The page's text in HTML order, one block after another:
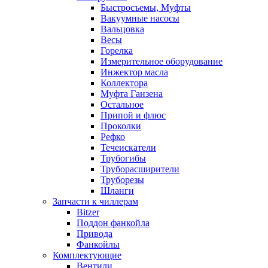
Быстросъемы, Муфты
Вакуумные насосы
Вальцовка
Весы
Горелка
Измерительное оборудование
Инжектор масла
Коллектора
Муфта Ганзена
Остальное
Припой и флюс
Проколки
Рефко
Течеискатели
Трубогибы
Труборасширители
Труборезы
Шланги
Запчасти к чиллерам
Bitzer
Поддон фанкойла
Привода
Фанкойлы
Комплектующие
Вентили